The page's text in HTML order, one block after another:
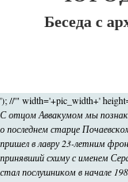
Беседа с
'); //'" width='+pic_width+'
С отцом Аввакумом мы
о последнем старце
пришел в лавру 23-летним
принявший схиму с именем
стал послушником в начале